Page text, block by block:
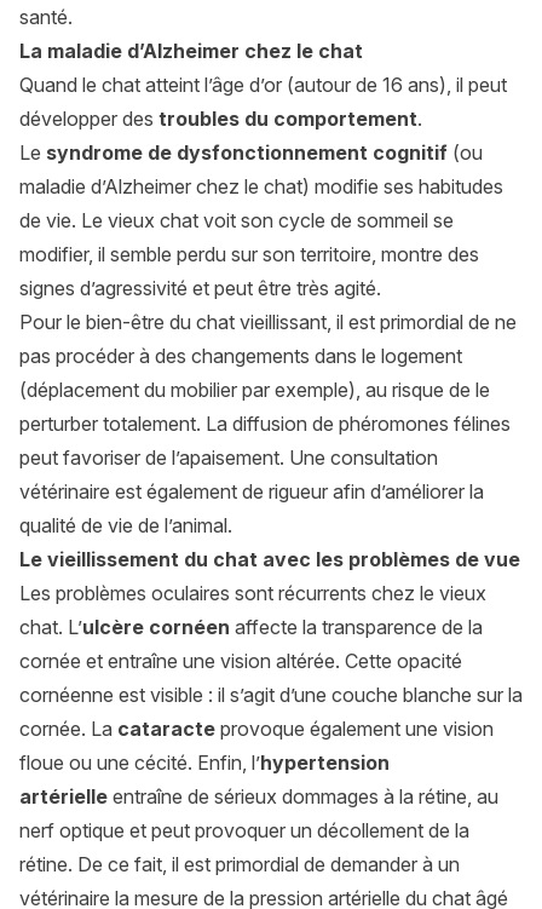
santé.
La maladie d’Alzheimer chez le chat
Quand le chat atteint l’âge d’or (autour de 16 ans), il peut
développer des troubles du comportement.
Le syndrome de dysfonctionnement cognitif (ou
maladie d’Alzheimer chez le chat) modifie ses habitudes
de vie. Le vieux chat voit son cycle de sommeil se
modifier, il semble perdu sur son territoire, montre des
signes d’agressivité et peut être très agité.
Pour le bien-être du chat vieillissant, il est primordial de ne
pas procéder à des changements dans le logement
(déplacement du mobilier par exemple), au risque de le
perturber totalement. La diffusion de phéromones félines
peut favoriser de l’apaisement. Une consultation
vétérinaire est également de rigueur afin d’améliorer la
qualité de vie de l’animal.
Le vieillissement du chat avec les problèmes de vue
Les problèmes oculaires sont récurrents chez le vieux
chat. L’ulcère cornéen affecte la transparence de la
cornée et entraîne une vision altérée. Cette opacité
cornéenne est visible : il s’agit d’une couche blanche sur la
cornée. La cataracte provoque également une vision
floue ou une cécité. Enfin, l’hypertension
artérielle entraîne de sérieux dommages à la rétine, au
nerf optique et peut provoquer un décollement de la
rétine. De ce fait, il est primordial de demander à un
vétérinaire la mesure de la pression artérielle du chat âgé